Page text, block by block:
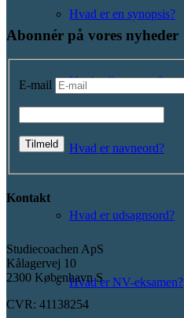
Hvad er en synopsis?
Nogle eller nogen?
Hvad er navneord?
Hvad er udsagnsord?
Hvad er NV-eksamen?
Abonnér på vores nyheder
E-mail
Kontakt
Studiecoachen ApS
Kålagervej 10
2300 København S
CVR: 41138254